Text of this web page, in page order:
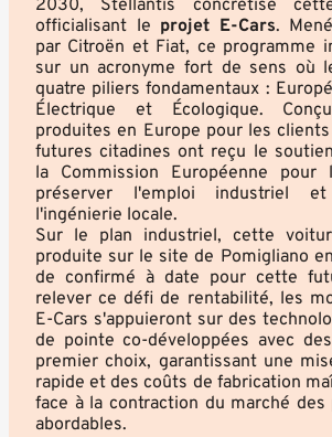
2030, Stellantis concrétise
officialisant le projet E-Cars.
par Citroën et Fiat, ce programme
sur un acronyme fort de sens où
quatre piliers fondamentaux :
Électrique et Écologique.
produites en Europe pour les
futures citadines ont reçu le
la Commission Européenne pour
préserver l'emploi industriel
l'ingénierie locale.
Sur le plan industriel, cette
produite sur le site de Pomigliano
de confirmé à date pour cette
relever ce défi de rentabilité, les
E-Cars s'appuieront sur des
de pointe co-développées avec
premier choix, garantissant une
rapide et des coûts de fabrication
face à la contraction du marché
abordables.